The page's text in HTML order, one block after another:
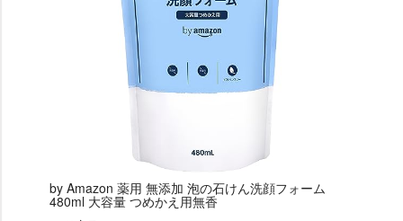
by Amazon 薬用 無添加 泡の石けん洗顔フォーム
480ml 大容量 つめかえ用無香